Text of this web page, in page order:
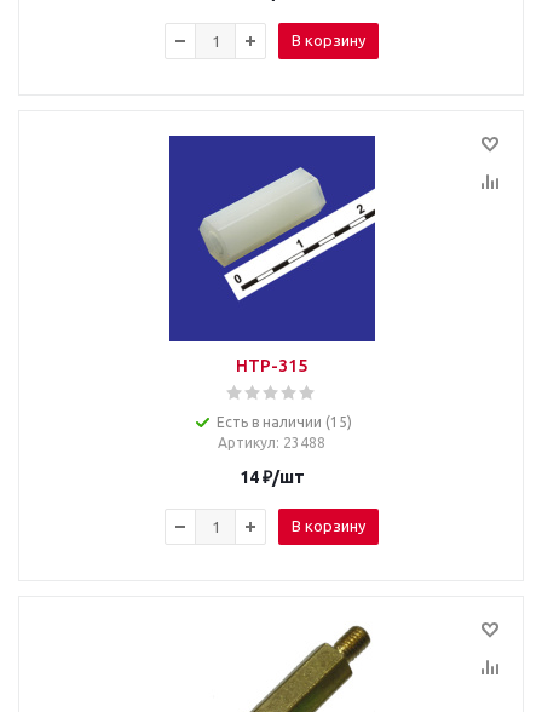
В корзину
HTP-315
Есть в наличии (15)
Артикул: 23488
14₽/шт
В корзину